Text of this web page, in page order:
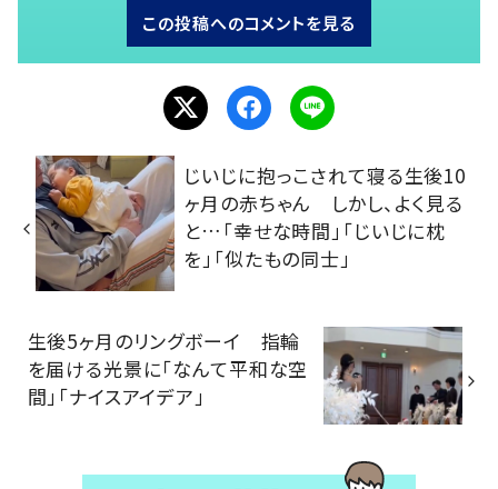
この投稿へのコメントを見る
じいじに抱っこされて寝る生後10
ヶ月の赤ちゃん しかし、よく見る
と…「幸せな時間」「じいじに枕
を」「似たもの同士」
生後5ヶ月のリングボーイ 指輪
を届ける光景に「なんて平和な空
間」「ナイスアイデア」